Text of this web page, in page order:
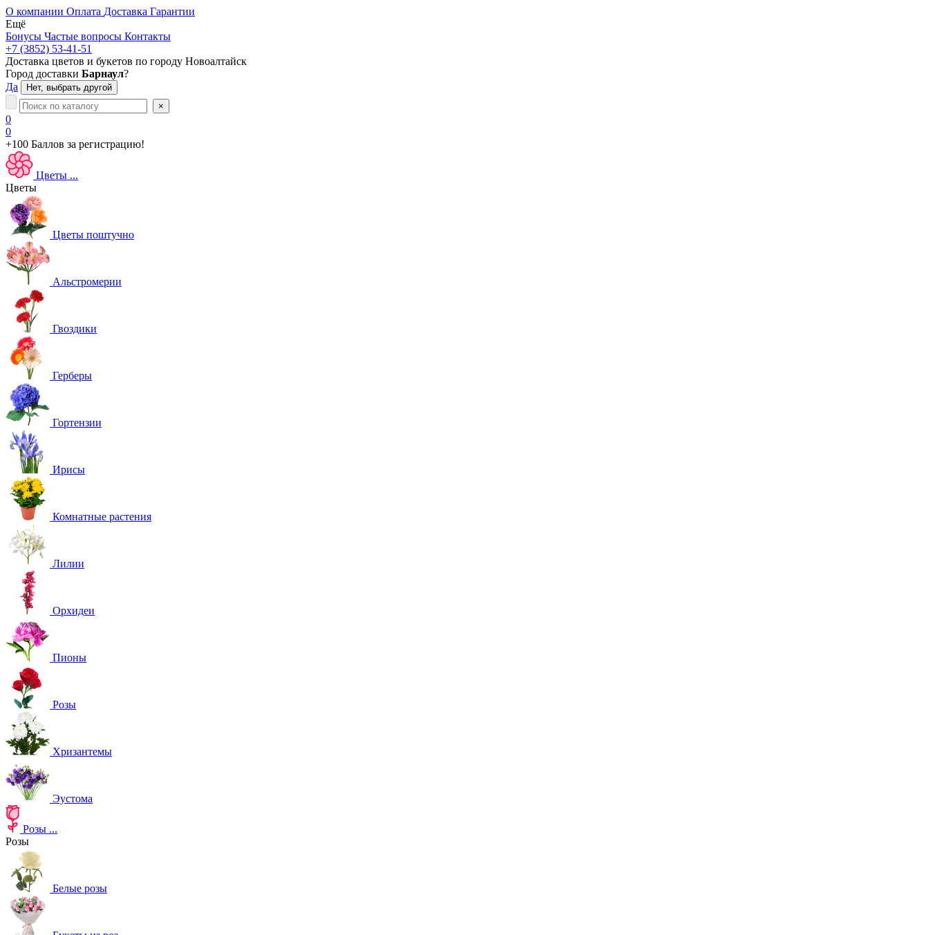
О компании Оплата Доставка Гарантии
Ещё
Бонусы Частые вопросы Контакты
+7 (3852) 53-41-51
Доставка цветов и букетов по городу Новоалтайск
Город доставки Барнаул?
Да
Нет, выбрать другой
×
0
0
+100 Баллов за регистрацию!
Цветы ...
Цветы
Цветы поштучно
Альстромерии
Гвоздики
Герберы
Гортензии
Ирисы
Комнатные растения
Лилии
Орхидеи
Пионы
Розы
Хризантемы
Эустома
Розы ...
Розы
Белые розы